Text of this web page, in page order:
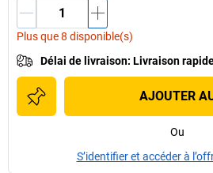
Plus que 8 disponible(s)
Délai de livraison: Livraison
AJOUTER
Ou
S’identifier et accéder à